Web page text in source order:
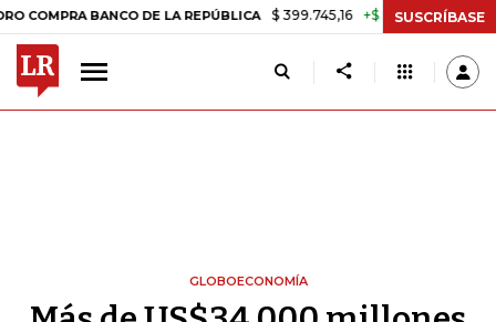
BANCO DE LA REPÚBLICA $ 399.745,16 +$ 2.295,71 +0,58%
SUSCRÍBASE
GLOBOECONOMÍA